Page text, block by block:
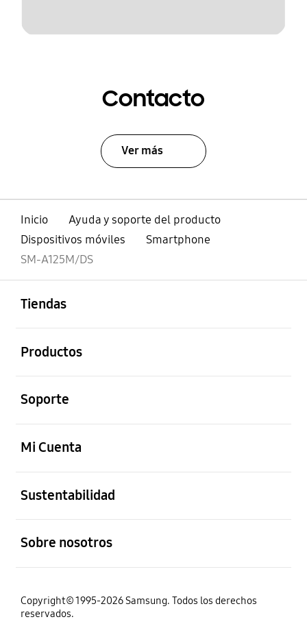
Contacto
Ver más
Inicio
Ayuda y soporte del producto
Dispositivos móviles
Smartphone
SM-A125M/DS
Tiendas
Productos
Soporte
Mi Cuenta
Sustentabilidad
Sobre nosotros
Copyright© 1995-2026 Samsung. Todos los derechos
reservados.